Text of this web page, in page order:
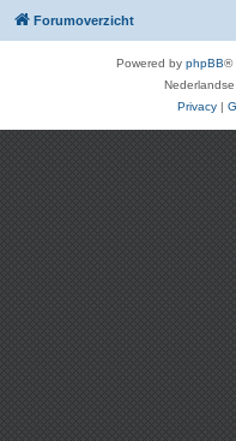
Forumoverzicht
Powered by phpBB®
Privacy |